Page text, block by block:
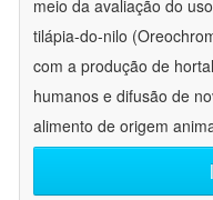
meio da avaliação do
tilápia-do-nilo
com a produção de
humanos e difusão de
alimento de origem